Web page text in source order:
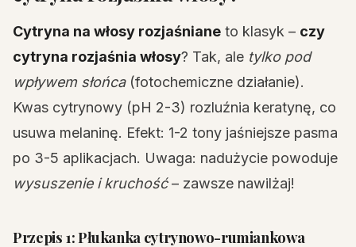
Cytryna na włosy rozjaśniane to klasyk – czy
cytryna rozjaśnia włosy? Tak, ale tylko pod
wpływem słońca(fotochemiczne działanie).
Kwas cytrynowy (pH 2-3) rozluźnia keratynę, co
usuwa melaninę. Efekt: 1-2 tony jaśniejsze pasma
po 3-5 aplikacjach. Uwaga: nadużycie powoduje
wysuszenie i kruchość– zawsze nawilżaj!
Przepis 1: Płukanka cytrynowo-rumiankowa